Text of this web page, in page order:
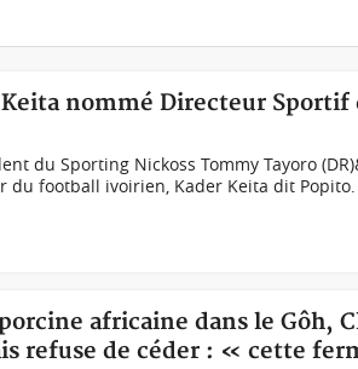
nommé Directeur Sportif
du Sporting Nickoss Tommy Tayoro
du football ivoirien, Kader Keita dit Popito.
africaine dans le Gôh,
refuse de céder : « cette